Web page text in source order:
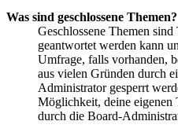
Was sind geschlossene Themen?
Geschlossene Themen
geantwortet werden kann
Umfrage, falls vorhanden,
aus vielen Gründen durch
Administrator gesperrt
Möglichkeit, deine eigenen
durch die Board-